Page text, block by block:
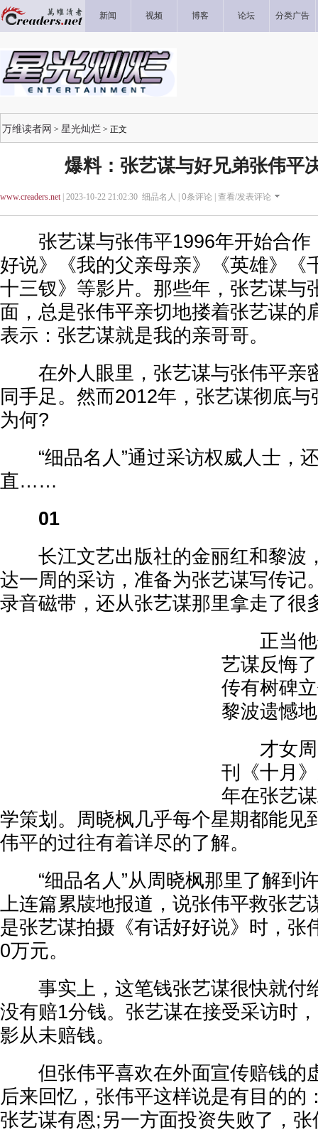
新闻 视频 博客 论坛 分类广告
万维读者网 > 星光灿烂 > 正文
爆料：张艺谋与好兄弟张伟平
www.creaders.net| 2023-10-22 21:02:30 细品名人 | 0条评论 | 查看/发表评论
张艺谋与张伟平1996年开始合作
好说》《我的父亲母亲》《英雄》《
十三钗》等影片。那些年，张艺谋与
面，总是张伟平亲切地搂着张艺谋的
表示：张艺谋就是我的亲哥哥。
在外人眼里，张艺谋与张伟平亲
同手足。然而2012年，张艺谋彻底
为何?
“细品名人”通过采访权威人士，
直……
01
长江文艺出版社的金丽红和黎波
达一周的采访，准备为张艺谋写传记
录音磁带，还从张艺谋那里拿走了很
正当他
艺谋反悔
传有树碑
黎波遗憾
才女周
刊《十月
年在张艺
学策划。周晓枫几乎每个星期都能见
伟平的过往有着详尽的了解。
“细品名人”从周晓枫那里了解到
上连篇累牍地报道，说张伟平救张艺
是张艺谋拍摄《有话好好说》时，张
0万元。
事实上，这笔钱张艺谋很快就付
没有赔1分钱。张艺谋在接受采访时
影从未赔钱。
但张伟平喜欢在外面宣传赔钱的
后来回忆，张伟平这样说是有目的的
张艺谋有恩;另一方面投资失败了，